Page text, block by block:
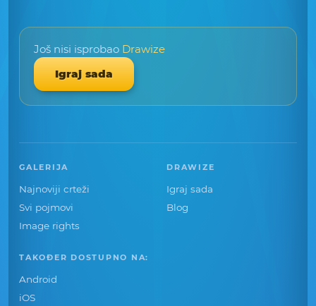
Još nisi isprobao Drawize
Igraj sada
GALERIJA
Najnoviji crteži
Svi pojmovi
Image rights
DRAWIZE
Igraj sada
Blog
TAKOĐER DOSTUPNO NA:
Android
iOS